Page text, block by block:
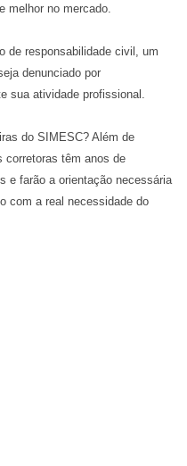
melhor no mercado.
de responsabilidade civil, um
denunciado por
sua atividade profissional.
do SIMESC? Além de
corretoras têm anos de
e farão a orientação necessária
com a real necessidade do